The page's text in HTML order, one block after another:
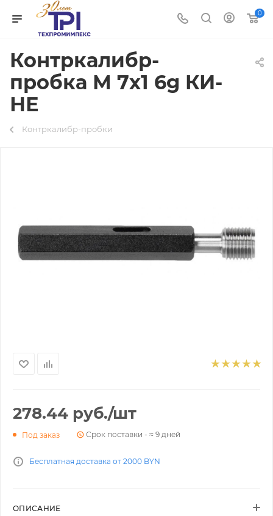
0
Контркалибр-
пробка М 7х1 6g КИ-
НЕ
Контркалибр-пробки
278.44 руб./шт
Под заказ Срок поставки - ≈ 9 дней
Бесплатная доставка от 2000 BYN
ОПИСАНИЕ